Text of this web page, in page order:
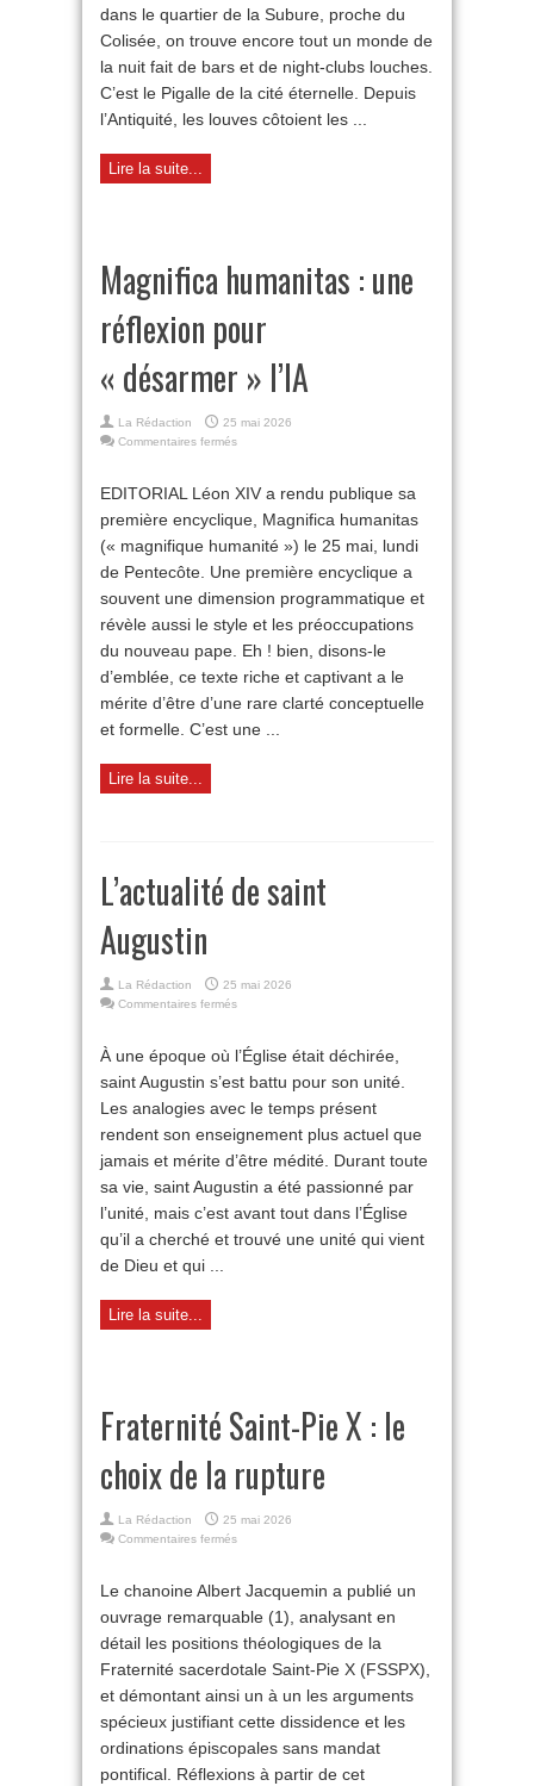
dans le quartier de la Subure, proche du
Colisée, on trouve encore tout un monde de
la nuit fait de bars et de night-clubs louches.
C’est le Pigalle de la cité éternelle. Depuis
l’Antiquité, les louves côtoient les ...
Lire la suite...
Magnifica humanitas : une
réflexion pour
« désarmer » l’IA
La Rédaction
25 mai 2026
Commentaires ferméssur
:
une
pour
« désarmer »
l’IA
EDITORIAL Léon XIV a rendu publique sa
première encyclique, Magnifica humanitas
(« magnifique humanité ») le 25 mai, lundi
de Pentecôte. Une première encyclique a
souvent une dimension programmatique et
révèle aussi le style et les préoccupations
du nouveau pape. Eh ! bien, disons-le
d’emblée, ce texte riche et captivant a le
mérite d’être d’une rare clarté conceptuelle
et formelle. C’est une ...
Lire la suite...
L’actualité de saint
Augustin
La Rédaction
25 mai 2026
Commentaires ferméssur
saint
Augustin
À une époque où l’Église était déchirée,
saint Augustin s’est battu pour son unité.
Les analogies avec le temps présent
rendent son enseignement plus actuel que
jamais et mérite d’être médité. Durant toute
sa vie, saint Augustin a été passionné par
l’unité, mais c’est avant tout dans l’Église
qu’il a cherché et trouvé une unité qui vient
de Dieu et qui ...
Lire la suite...
Fraternité Saint-Pie X : le
choix de la rupture
La Rédaction
25 mai 2026
Commentaires ferméssur
Pie
X :
choix
de
la
Le chanoine Albert Jacquemin a publié un
ouvrage remarquable (1), analysant en
détail les positions théologiques de la
Fraternité sacerdotale Saint-Pie X (FSSPX),
et démontant ainsi un à un les arguments
spécieux justifiant cette dissidence et les
ordinations épiscopales sans mandat
pontifical. Réflexions à partir de cet